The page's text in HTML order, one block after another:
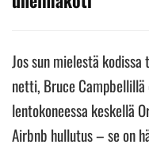
Jos sun mielestä
netti, Bruce
lentokoneessa keskellä
Airbnb hullutus – se on